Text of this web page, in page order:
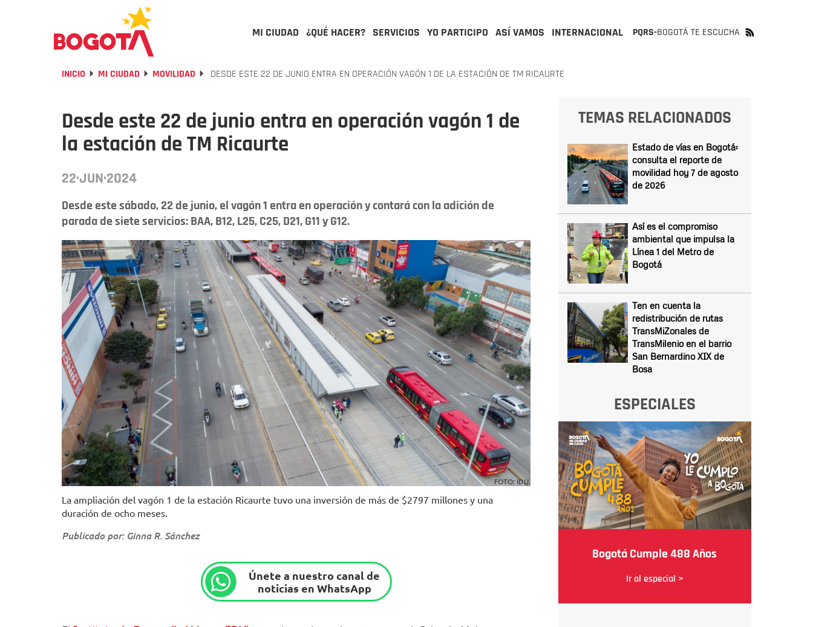
MI CIUDAD ¿QUÉ HACER? SERVICIOS YO PARTICIPO ASÍ VAMOS INTERNACIONAL PQRS-BOGOTÁ TE ESCUCHA
INICIO MI CIUDAD MOVILIDAD DESDE ESTE 22 DE JUNIO ENTRA EN OPERACIÓN VAGÓN 1 DE LA ESTACIÓN DE TM RICAURTE
Desde este 22 de junio entra en operación vagón 1 de
la estación de TM Ricaurte
22·JUN·2024
Desde este sábado, 22 de junio, el vagón 1 entra en operación y contará con la adición de
parada de siete servicios: BAA, B12, L25, C25, D21, G11 y G12.
FOTO: IDU.
La ampliación del vagón 1 de la estación Ricaurte tuvo una inversión de más de $2797 millones y una
duración de ocho meses.
Publicado por: Ginna R. Sánchez
Únete a nuestro canal de
noticias en WhatsApp
TEMAS RELACIONADOS
Estado de vías en Bogotá:
consulta el reporte de
movilidad hoy 7 de agosto
de 2026
Así es el compromiso
ambiental que impulsa la
Línea 1 del Metro de
Bogotá
Ten en cuenta la
redistribución de rutas
TransMiZonales de
TransMilenio en el barrio
San Bernardino XIX de
Bosa
ESPECIALES
Bogotá Cumple 488 Años
Ir al especial >